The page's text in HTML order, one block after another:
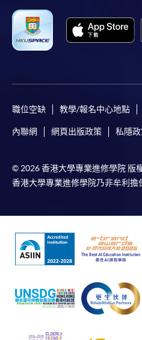
職位空缺 教學/報名中心地點
內聯網 網頁出版政策 私隱
© 2026 香港大學專業進修學院 版
香港大學專業進修學院乃非牟利擔